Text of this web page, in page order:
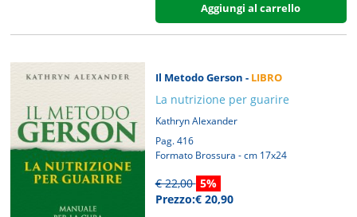
Aggiungi al carrello
Il Metodo Gerson - LIBRO
La nutrizione per guarire
Kathryn Alexander
Pag. 416
Formato Brossura - cm 17x24
€ 22,00 5%
Prezzo:€ 20,90